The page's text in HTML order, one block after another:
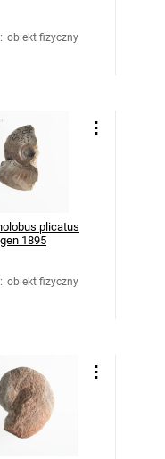
: obiekt fizyczny
plicatus
1895
: obiekt fizyczny